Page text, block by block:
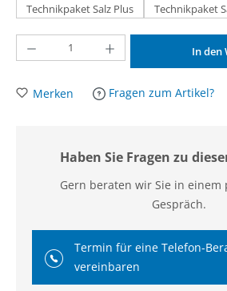
Technikpaket Salz Plus
Technikpaket
Produkt Anzahl: Gib den gewünschten Wert ein
In den
Merken Fragen zum Artikel?
Haben Sie Fragen zu
Gern beraten wir Sie in einem
Gespräch.
Termin für eine Telefon-
vereinbaren